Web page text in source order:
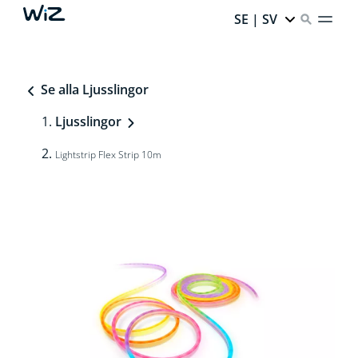
SE | SV
Se alla Ljusslingor
Ljusslingor
Lightstrip Flex Strip 10m